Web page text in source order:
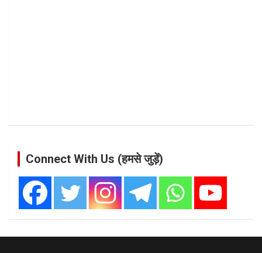
Connect With Us (हमसे जुड़ें)